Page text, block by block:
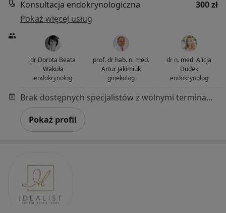
Konsultacja endokrynologiczna
300 zł
Pokaż więcej usług
dr Dorota Beata
Wakuła
endokrynolog
prof. dr hab. n. med.
Artur Jakimiuk
ginekolog
dr n. med. Alicja
Dudek
endokrynolog
Brak dostępnych specjalistów z wolnymi terminami w tym centrum medycznym.
Pokaż profil